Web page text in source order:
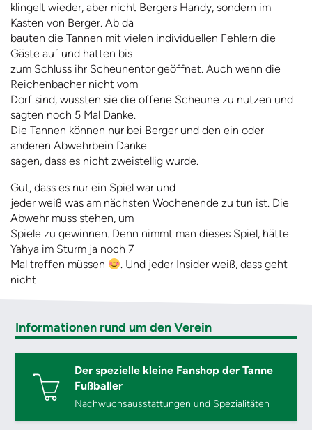
klingelt wieder, aber nicht Bergers Handy, sondern im
Kasten von Berger. Ab da
bauten die Tannen mit vielen individuellen Fehlern die
Gäste auf und hatten bis
zum Schluss ihr Scheunentor geöffnet. Auch wenn die
Reichenbacher nicht vom
Dorf sind, wussten sie die offene Scheune zu nutzen und
sagten noch 5 Mal Danke.
Die Tannen können nur bei Berger und den ein oder
anderen Abwehrbein Danke
sagen, dass es nicht zweistellig wurde.
Gut, dass es nur ein Spiel war und
jeder weiß was am nächsten Wochenende zu tun ist. Die
Abwehr muss stehen, um
Spiele zu gewinnen. Denn nimmt man dieses Spiel, hätte
Yahya im Sturm ja noch 7
Mal treffen müssen
. Und jeder Insider weiß, dass geht
nicht
Informationen rund um den Verein
Der spezielle kleine Fanshop der Tanne
Fußballer
Nachwuchsausstattungen und Spezialitäten